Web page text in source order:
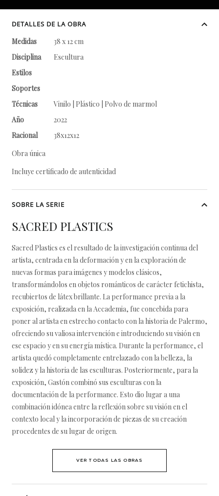
DETALLES DE LA OBRA
Medidas
38 x 12 cm
Disciplina
Escultura
Estilos
Soportes
Técnicas
Vinilo | Plástico | Polvo de marmol
Año
2022
Racional
38x12x12
Obra única
Incluye certificado de autenticidad
SOBRE LA SERIE
SACRED PLASTICS
Sacred Plastics es el resultado de la investigación continua del
artista, centrada en la deformación y en la exploración de
nuevas formas para imágenes y modelos clásicos,
transformándolos en objetos románticos de carácter fetichista,
recubiertos de látex brillante. La performance previa a la
exposición, realizada en la Accademia, fue concebida para
poner al artista en estrecho contacto con la historia de Palermo,
ofreciendo su valiosa intervención e introduciendo su visión en
ese espacio y en su energía mística. Durante la performance, el
artista quedó completamente entrelazado con la belleza, la
solidez y la historia de las esculturas. Posteriormente, para la
exposición, Gastón combinó sus esculturas con la
documentación de la performance. Esto dio lugar a una
combinación idónea entre la reflexión sobre su visión en el
contexto local y la incorporación de piezas de su creación
procedentes de su lugar de origen.
VER TODAS LAS OBRAS